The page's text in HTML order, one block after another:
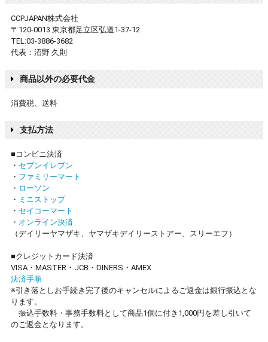
CCPJAPAN株式会社
〒120-0013 東京都足立区弘道1-37-12
TEL:03-3886-3682
代表：沼野 久則
商品以外の必要代金
消費税、送料
支払方法
■コンビニ決済
・ セブンイレブン
・ ファミリーマート
・ ローソン
・ ミニストップ
・ セイコーマート
・ オンライン決済
（デイリーヤマザキ、ヤマザキデイリーストアー、スリーエフ）
■クレジットカード決済
VISA・MASTER・JCB・DINERS・AMEX
決済手順
※引き落としお手続き完了後のキャンセルによるご返金は銀行振込とな
ります。
振込手数料・事務手数料として商品1個に付き1,000円を差し引いて
のご返金となります。